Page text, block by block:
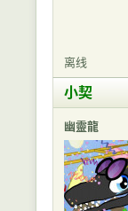
离线
小契
幽靈龍